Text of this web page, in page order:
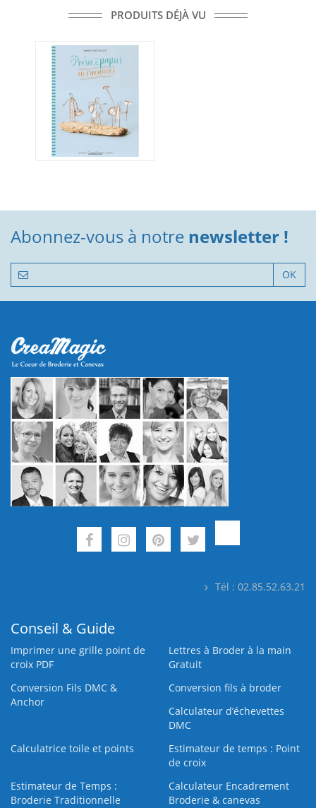
PRODUITS DÉJÀ VU
Abonnez-vous à notre newsletter !
OK
Tél : 02.85.52.63.21
Conseil & Guide
Imprimer une grille point de
croix PDF
Lettres à Broder à la main
Gratuit
Conversion Fils DMC &
Anchor
Conversion fils à broder
Calculateur d’échevettes
DMC
Calculatrice toile et points
Estimateur de temps : Point
de croix
Estimateur de Temps :
Broderie Traditionnelle
Calculateur Encadrement
Broderie & canevas